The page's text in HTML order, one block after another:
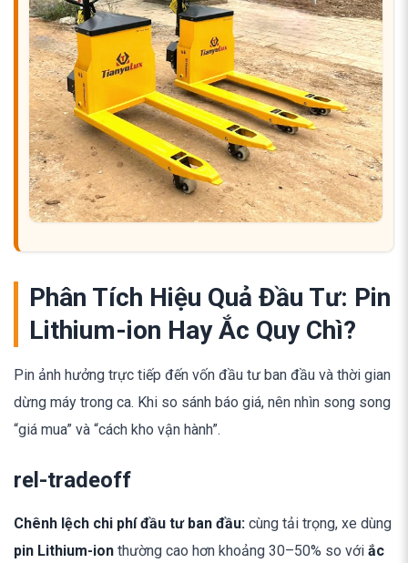
Phân Tích Hiệu Quả Đầu Tư: Pin
Lithium-ion Hay Ắc Quy Chì?
Pin ảnh hưởng trực tiếp đến vốn đầu tư ban đầu và thời gian
dừng máy trong ca. Khi so sánh báo giá, nên nhìn song song
“giá mua” và “cách kho vận hành”.
rel-tradeoff
Chênh lệch chi phí đầu tư ban đầu: cùng tải trọng, xe dùng
pin Lithium-ion thường cao hơn khoảng 30–50% so với ắc